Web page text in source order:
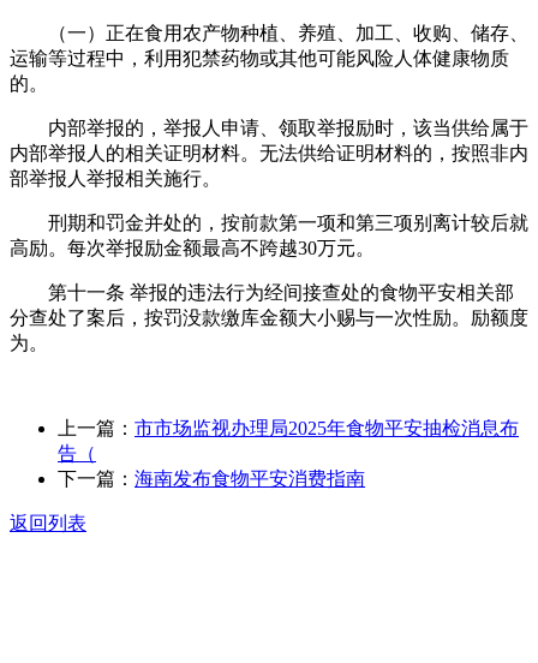
（一）正在食用农产物种植、养殖、加工、收购、储存、
运输等过程中，利用犯禁药物或其他可能风险人体健康物质
的。
内部举报的，举报人申请、领取举报励时，该当供给属于
内部举报人的相关证明材料。无法供给证明材料的，按照非内
部举报人举报相关施行。
刑期和罚金并处的，按前款第一项和第三项别离计较后就
高励。每次举报励金额最高不跨越30万元。
第十一条 举报的违法行为经间接查处的食物平安相关部
分查处了案后，按罚没款缴库金额大小赐与一次性励。励额度
为。
上一篇： 市市场监视办理局2025年食物平安抽检消息布
告（
下一篇： 海南发布食物平安消费指南
返回列表